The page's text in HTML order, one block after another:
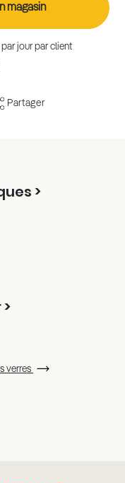
Partager
magasin
jour par client
>
verres